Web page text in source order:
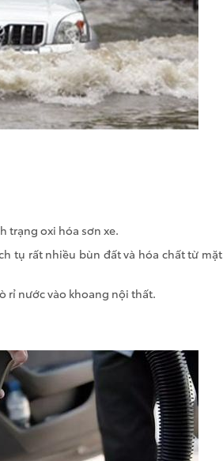
trạng oxi hóa sơn xe.
tụ rất nhiều bùn đất và hóa chất từ mặt
rỉ nước vào khoang nội thất.